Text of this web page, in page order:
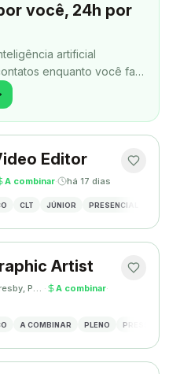
você, 24h por
artificial
enquanto você faz
Editor
A combinar· há 17 dias
CLT JÚNIOR PRESENCIAL
Artist
Port Moresby, Papua Nova Guiné · A combinar·
A COMBINAR PLENO